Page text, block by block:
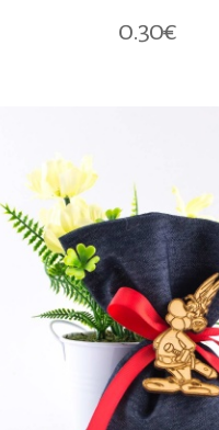
0.30€